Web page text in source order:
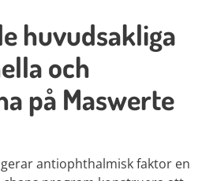
huvudsakliga
och
på Maswerte
antiophthalmisk faktor en